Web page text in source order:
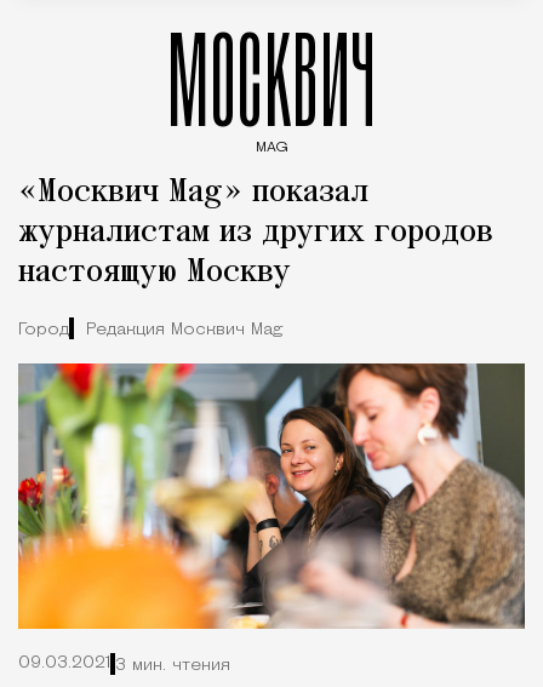
МОСКВИЧ
MAG
«Москвич Mag» показал
журналистам из других городов
настоящую Москву
Город Редакция Москвич Mag
09.03.2021 3 мин. чтения